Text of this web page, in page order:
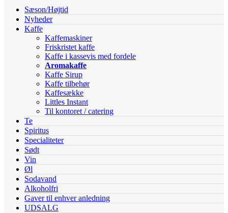
Sæson/Højtid
Nyheder
Kaffe
Kaffemaskiner
Friskristet kaffe
Kaffe i kassevis med fordele
Aromakaffe
Kaffe Sirup
Kaffe tilbehør
Kaffesække
Littles Instant
Til kontoret / catering
Te
Spiritus
Specialiteter
Sødt
Vin
Øl
Sodavand
Alkoholfri
Gaver til enhver anledning
UDSALG